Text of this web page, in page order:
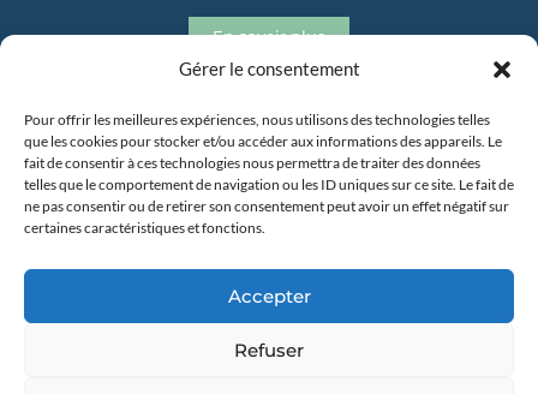
Gérer le consentement
Pour offrir les meilleures expériences, nous utilisons des technologies telles
que les cookies pour stocker et/ou accéder aux informations des appareils. Le
fait de consentir à ces technologies nous permettra de traiter des données
telles que le comportement de navigation ou les ID uniques sur ce site. Le fait de
ne pas consentir ou de retirer son consentement peut avoir un effet négatif sur
certaines caractéristiques et fonctions.
Accepter
Refuser
En savoir plus
Tel : 02 40 20 00 60
En savoir plus